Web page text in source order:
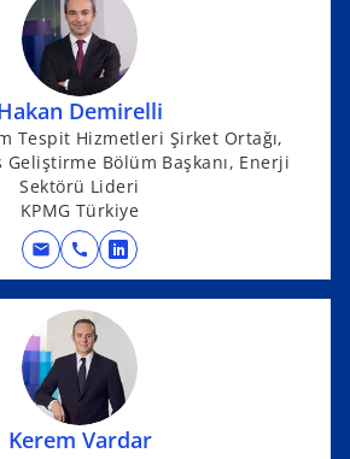
i
n
a
n
e
w
t
a
b
Demirelli
Tespit Hizmetleri Şirket Ortağı,
Geliştirme Bölüm Başkanı, Enerji
Sektörü Lideri
KPMG Türkiye
mail call
o
e
s
i
n
Kerem Vardar